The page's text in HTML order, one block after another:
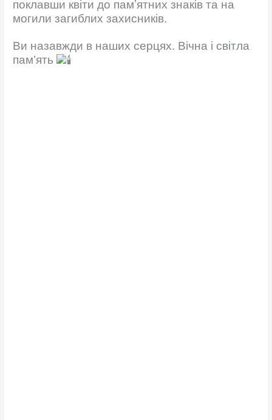
поклавши квіти до памʼятних знаків та на
могили загиблих захисників.
Ви назавжди в наших серцях. Вічна і світла
пам’ять